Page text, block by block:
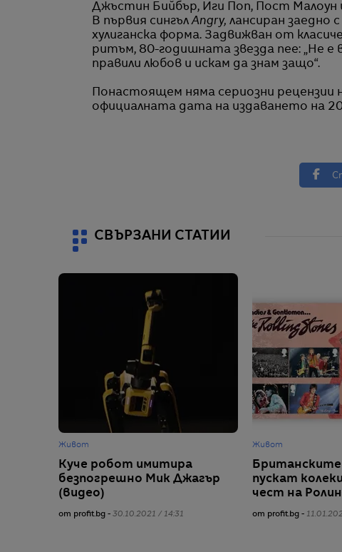
Джъстин Бийбър, Иги Поп, Пост Малоун
В първия сингълAngry, лансиран заедно
хулиганска форма. Задвижван от
ритъм, 80-годишната звезда пее: „Не е
правили любов и искам да знам защо“.
Понастоящем няма сериозни рецензии
официалната дата на издаването на
СВЪРЗАНИ СТАТИИ
Живот
Куче робот имитира
безпогрешно Мик Джагър
(видео)
от profit.bg - 30.10.2021 / 14:31
Живот
Британските
пускат
чест на
от profit.bg -